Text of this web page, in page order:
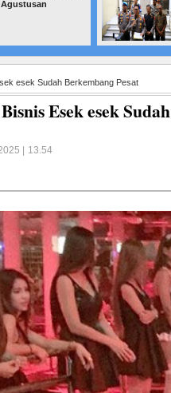
Kematian Brigadir
esek Sudah Berkembang Pesat
Esek esek Sudah
| 13.54